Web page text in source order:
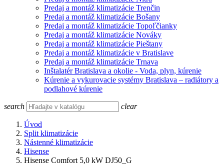
Predaj a montáž klimatizácie Trenčin
Predaj a montáž klimatizácie Bošany
Predaj a montáž klimatizácie Topoľčianky
Predaj a montáž klimatizácie Nováky
Predaj a montáž klimatizácie Pieštany
Predaj a montáž klimatizácie v Bratislave
Predaj a montáž klimatizácie Trnava
Inštalatér Bratislava a okolie - Voda, plyn, kúrenie
Kúrenie a vykurovacie systémy Bratislava – radiátory a
podlahové kúrenie
search clear
Úvod
Split klimatizácie
Nástenné klimatizácie
Hisense
Hisense Comfort 5,0 kW DJ50_G